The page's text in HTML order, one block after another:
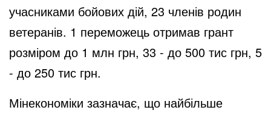
учасниками бойових дій, 23 членів родин
ветеранів. 1 переможець отримав грант
розміром до 1 млн грн, 33 - до 500 тис грн, 5
- до 250 тис грн.
Мінекономіки зазначає, що найбільше